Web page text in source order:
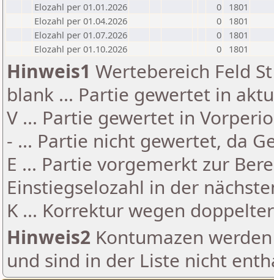
Elozahl per 01.01.2026
0
1801
Elozahl per 01.04.2026
0
1801
Elozahl per 01.07.2026
0
1801
Elozahl per 01.10.2026
0 1801
Hinweis1 Wertebereich Feld
blank ... Partie gewertet in
V ... Partie gewertet in
- ... Partie nicht gewertet, da
E ... Partie vorgemerkt zur
Einstiegselozahl in der
K ... Korrektur wegen
Hinweis2 Kontumazen
und sind in der Liste nicht